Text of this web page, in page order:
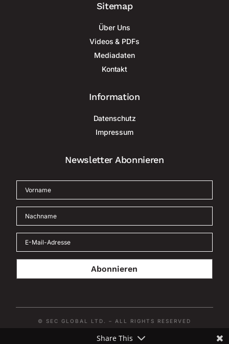
Sitemap
Über Uns
Videos & PDFs
Mediadaten
Kontakt
Information
Datenschutz
Impressum
Newsletter Abonnieren
Abonnieren
© SEC GLOBAL LTD. – ALL RIGHTS RESERVED
Share This